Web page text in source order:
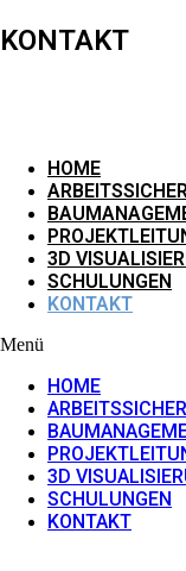
KONTAKT
HOME
3D
SCHULUNGEN
KONTAKT
Menü
HOME
3D
SCHULUNGEN
KONTAKT